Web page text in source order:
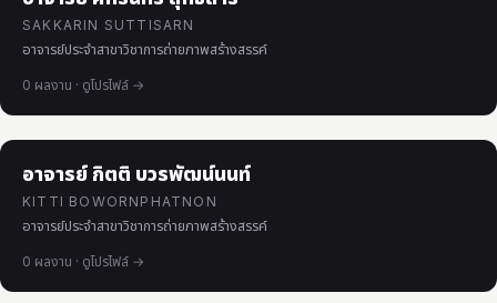
ไทย
CREATE PORTFOLIO →
SAKKARIN SUTTISARN
อาจารย์ประจำสาขาวิชาการถ่ายภาพสร้างสรรค์
0 ผลงาน · ดูโปรไฟล์ →
อาจารย์ กิตติ บวรพัฒน์นนท์
KITTI BOWORNPHATNON
อาจารย์ประจำสาขาวิชาการถ่ายภาพสร้างสรรค์
0 ผลงาน · ดูโปรไฟล์ →